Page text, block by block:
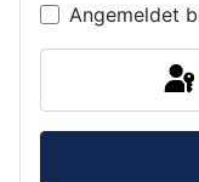
Angemeldet